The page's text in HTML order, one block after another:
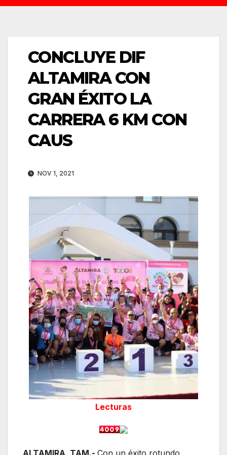
CONCLUYE DIF
ALTAMIRA CON
GRAN ÉXITO LA
CARRERA 6 KM CON
CAUS
NOV 1, 2021
Lecturas
ALTAMIRA, TAM.- Con un éxito rotundo